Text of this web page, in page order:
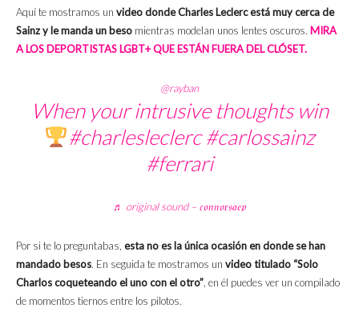
Aquí te mostramos un video donde Charles Leclerc está muy cerca de
Sainz y le manda un beso mientras modelan unos lentes oscuros. MIRA
A LOS DEPORTISTAS LGBT+ QUE ESTÁN FUERA DEL CLÓSET.
@rayban
When your intrusive thoughts win
#charlesleclerc #carlossainz
#ferrari
♬ original sound – 𝔠𝔬𝔫𝔫𝔬𝔯𝔰𝔞𝔢𝔭
Por si te lo preguntabas, esta no es la única ocasión en donde se han
mandado besos. En seguida te mostramos un video titulado “Solo
Charlos coqueteando el uno con el otro”, en él puedes ver un compilado
de momentos tiernos entre los pilotos.